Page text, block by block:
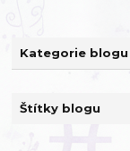
Kategorie blogu
Štítky blogu